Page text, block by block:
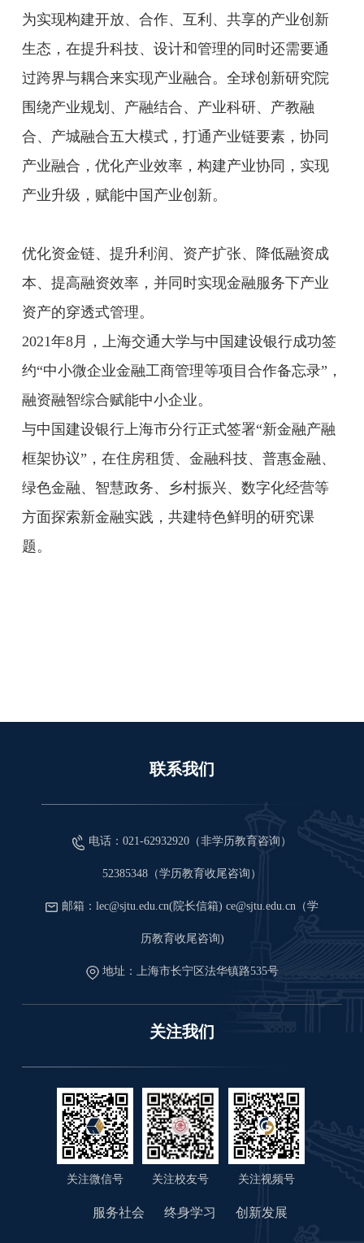
为实现构建开放、合作、互利、共享的产业创新
生态，在提升科技、设计和管理的同时还需要通
过跨界与耦合来实现产业融合。全球创新研究院
围绕产业规划、产融结合、产业科研、产教融
合、产城融合五大模式，打通产业链要素，协同
产业融合，优化产业效率，构建产业协同，实现
产业升级，赋能中国产业创新。
优化资金链、提升利润、资产扩张、降低融资成
本、提高融资效率，并同时实现金融服务下产业
资产的穿透式管理。
2021年8月，上海交通大学与中国建设银行成功签
约“中小微企业金融工商管理等项目合作备忘录”，
融资融智综合赋能中小企业。
与中国建设银行上海市分行正式签署“新金融产融
框架协议”，在住房租赁、金融科技、普惠金融、
绿色金融、智慧政务、乡村振兴、数字化经营等
方面探索新金融实践，共建特色鲜明的研究课
题。
联系我们
电话：021-62932920（非学历教育咨询）
52385348（学历教育收尾咨询）
邮箱：lec@sjtu.edu.cn(院长信箱) ce@sjtu.edu.cn（学
历教育收尾咨询)
地址：上海市长宁区法华镇路535号
关注我们
关注微信号 关注校友号 关注视频号
服务社会 终身学习 创新发展